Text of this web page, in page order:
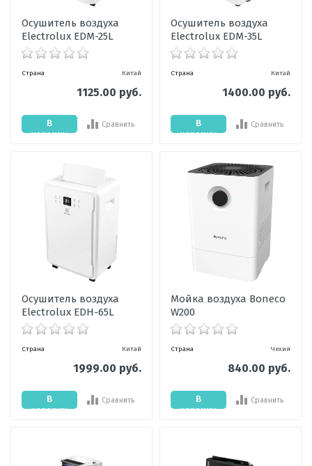
Осушитель воздуха
Electrolux EDM-25L
Страна Китай
1125.00 руб.
В
корзину
Сравнить
Осушитель воздуха
Electrolux EDM-35L
Страна Китай
1400.00 руб.
В
корзину
Сравнить
Осушитель воздуха
Electrolux EDH-65L
Страна Китай
1999.00 руб.
В
корзину
Сравнить
Мойка воздуха Boneco
W200
Страна Чехия
840.00 руб.
В
корзину
Сравнить